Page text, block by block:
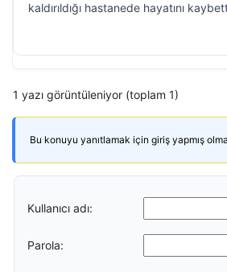
kaldırıldığı hastanede hayatını
1 yazı görüntüleniyor (toplam 1)
Bu konuyu yanıtlamak için giriş yapmış
Kullanıcı adı:
Parola: